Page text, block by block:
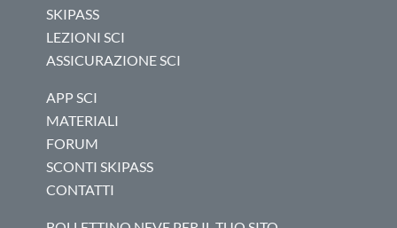
SKIPASS
LEZIONI SCI
ASSICURAZIONE SCI
APP SCI
MATERIALI
FORUM
SCONTI SKIPASS
CONTATTI